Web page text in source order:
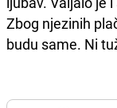
Zbog njezinih
budu same. Ni